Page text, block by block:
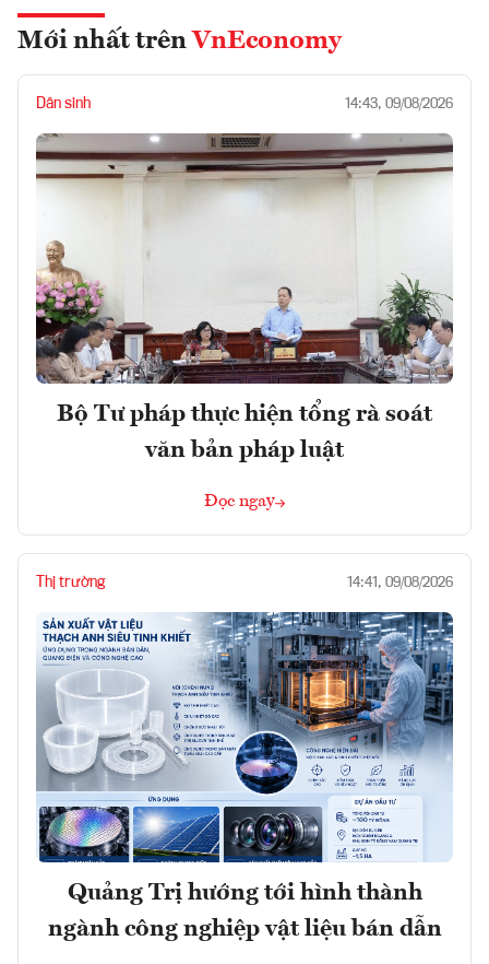
Mới nhất trên VnEconomy
Dân sinh 14:43, 09/08/2026
Bộ Tư pháp thực hiện tổng rà soát
văn bản pháp luật
Đọc ngay
Thị trường 14:41, 09/08/2026
Quảng Trị hướng tới hình thành
ngành công nghiệp vật liệu bán dẫn